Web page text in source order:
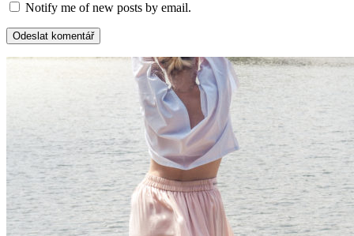
Notify me of new posts by email.